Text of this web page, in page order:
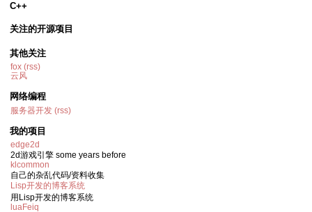
C++
关注的开源项目
其他关注
fox (rss)
云风
网络编程
服务器开发 (rss)
我的项目
edge2d
2d游戏引擎 some years before
klcommon
自己的杂乱代码/资料收集
Lisp开发的博客系统
用Lisp开发的博客系统
luaFeiq